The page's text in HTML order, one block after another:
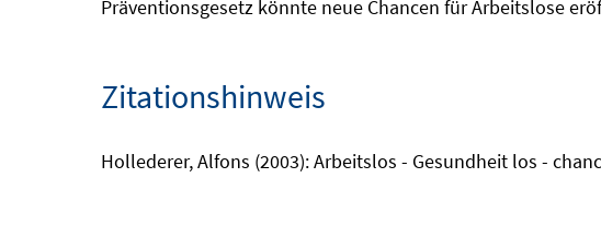
Präventionsgesetz könnte neue Chancen für Arbeitslose
Zitationshinweis
Hollederer, Alfons (2003): Arbeitslos - Gesundheit los -